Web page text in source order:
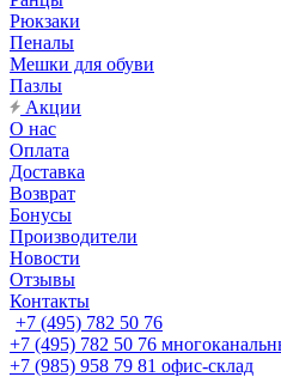
Рюкзаки
Пеналы
Мешки для обуви
Пазлы
Акции
О нас
Оплата
Доставка
Возврат
Бонусы
Производители
Новости
Отзывы
Контакты
+7 (495) 782 50 76
+7 (495) 782 50 76
+7 (985) 958 79 81 офис-склад